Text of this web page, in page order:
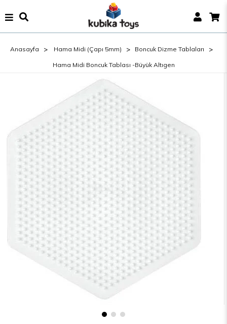
Anasayfa Hama Midi (Çapı 5mm) Boncuk Dizme Tablaları
Hama Midi Boncuk Tablası -Büyük Altıgen